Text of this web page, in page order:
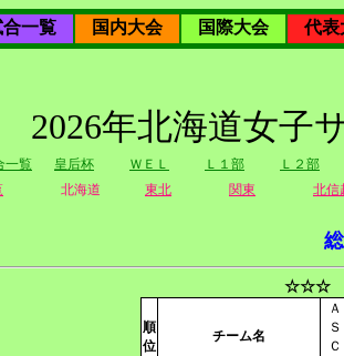
合一覧 国内大会 国際大会
代表
2026年北海道女子
一覧 皇后杯 ＷＥＬ Ｌ１部
Ｌ２部
北海道 東北 関東 北信
☆☆☆
順
位
チーム名
Ａ
Ｓ
Ｃ